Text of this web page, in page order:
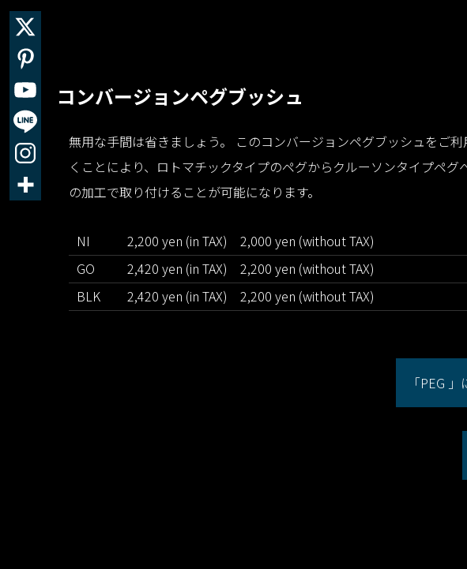
コンバージョンペグブッシュ
無用な手間は省きましょう。 このコンバージョンペグブッシュをご利
くことにより、ロトマチックタイプのペグからクルーソンタイプペグ
の加工で取り付けることが可能になります。
NI 2,200 yen (in TAX)
2,000 yen (without TAX)
GO
2,420 yen (in TAX)
2,200 yen (without TAX)
BLK
2,420 yen (in TAX) 2,200 yen (without TAX)
「PEG